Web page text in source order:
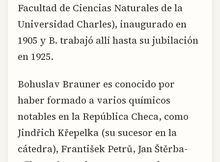
Facultad de Ciencias Naturales de la
Universidad Charles), inaugurado en
1905 y B. trabajó allí hasta su jubilación
en 1925.
Bohuslav Brauner es conocido por
haber formado a varios químicos
notables en la República Checa, como
Jindřich Křepelka (su sucesor en la
cátedra), František Petrů, Jan Štěrba-